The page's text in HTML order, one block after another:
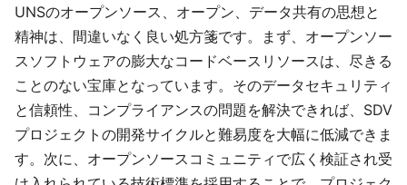
UNSのオープンソース、オープン、データ共有の思想と
精神は、間違いなく良い処方箋です。まず、オープンソー
スソフトウェアの膨大なコードベースリソースは、尽きる
ことのない宝庫となっています。そのデータセキュリティ
と信頼性、コンプライアンスの問題を解決できれば、SDV
プロジェクトの開発サイクルと難易度を大幅に低減できま
す。次に、オープンソースコミュニティで広く検証され受